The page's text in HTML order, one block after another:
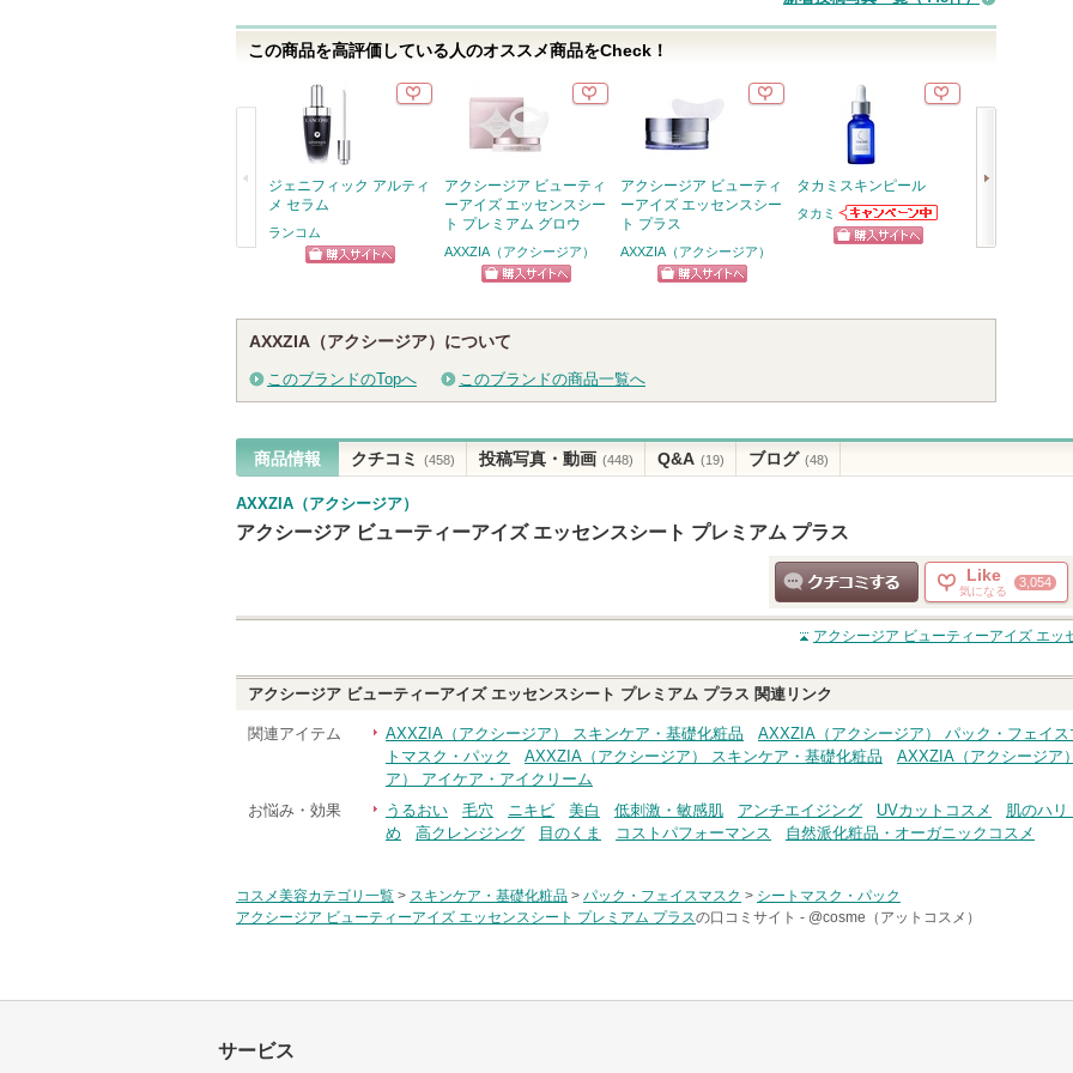
この商品を高評価している人のオススメ商品をCheck！
ジェニフィック アルティ
メ セラム
ランコム
アクシージア ビューティ
ーアイズ エッセンスシー
ト プレミアム グロウ
AXXZIA（アクシージア）
アクシージア ビューティ
ーアイズ エッセンスシー
ト プラス
AXXZIA（アクシージア）
タカミスキンピール
タカミ
タカミからのお
知らせがありま
スキンクリア
り
AXXZIA（アクシージア）について
このブランドのTopへ このブランドの商品一覧へ
商品情報 クチコミ (458) 投稿写真・動画 (448) Q&A (19) ブログ (48)
AXXZIA（アクシージア）
アクシージア ビューティーアイズ エッセンスシート プレミアム プラス
クチコミする
Like
気になる
3,054
アクシージア ビューティーアイズ エッ
アクシージア ビューティーアイズ エッセンスシート プレミアム プラス 関連リンク
関連アイテム AXXZIA（アクシージア） スキンケア・基礎化粧品 AXXZIA（アクシージア） パック・フェイス
トマスク・パック
AXXZIA（アクシージア） スキンケア・基礎化粧品 AXXZIA（アクシージア
ア） アイケア・アイクリーム
お悩み・効果
うるおい 毛穴 ニキビ 美白 低刺激・敏感肌 アンチエイジング UVカットコスメ 肌のハリ
め
高クレンジング 目のくま コストパフォーマンス 自然派化粧品・オーガニックコスメ
コスメ美容カテゴリ一覧 > スキンケア・基礎化粧品 > パック・フェイスマスク > シートマスク・パック
アクシージア ビューティーアイズ エッセンスシート プレミアム プラスの口コミサイト - @cosme（アットコスメ）
サービス